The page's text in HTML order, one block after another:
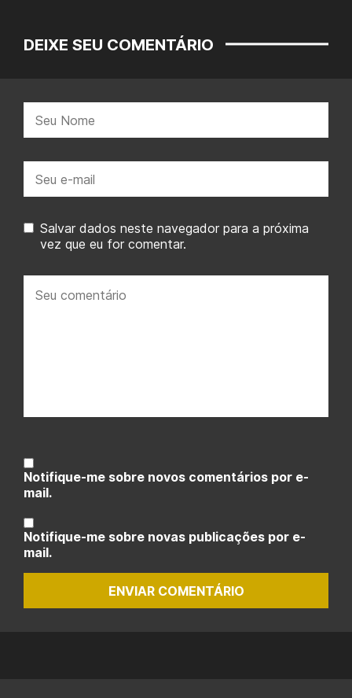
DEIXE SEU COMENTÁRIO
mail:
Salvar dados neste navegador para a próxima
vez que eu for comentar.
comentário:
Notifique-me sobre novos comentários por e-
mail.
Notifique-me sobre novas publicações por e-
mail.
ENVIAR COMENTÁRIO